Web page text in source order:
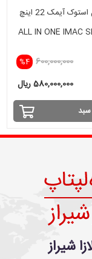
آل این وان استوک آیمک 22 اینچ
ALL IN ONE IMAC
i5(7) -8GB - 1TB
%4 600,000,000
580,000,000 ریال
شیراز